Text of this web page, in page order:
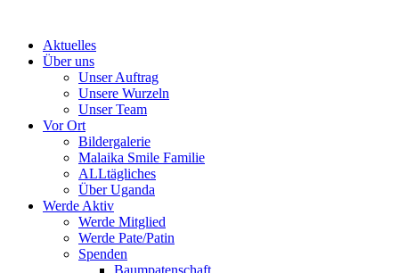
contentAktuelles
Über uns
Unser Auftrag
Unsere Wurzeln
Unser Team
Vor Ort
Bildergalerie
Malaika Smile Familie
ALLtägliches
Über Uganda
Werde Aktiv
Werde Mitglied
Werde Pate/Patin
Spenden
Baumpatenschaft